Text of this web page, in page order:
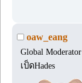
oaw_eang
Global Moderator
เป็ดHades